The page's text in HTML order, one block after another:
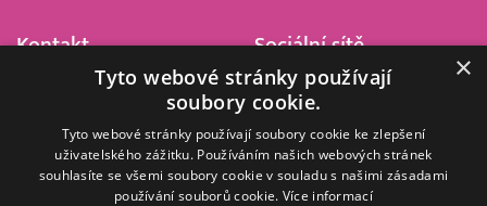
Kontakt
Barrandov Televizní Studio,
Kříženeckého nám. 322
152 00 Praha 5
IČ 416 93 311
Sociální sítě
×
Tyto webové stránky používají
soubory cookie.
Tyto webové stránky používají soubory cookie ke zlepšení
uživatelského zážitku. Používáním našich webových stránek
souhlasíte se všemi soubory cookie v souladu s našimi zásadami
používání souborů cookie. Více informací